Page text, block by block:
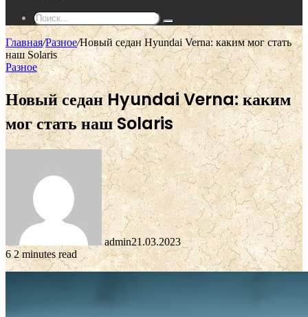
Поиск...
Главная/Разное/Новый седан Hyundai Verna: каким мог стать
наш Solaris
Разное
Новый седан Hyundai Verna: каким
мог стать наш Solaris
admin21.03.2023
6 2 minutes read